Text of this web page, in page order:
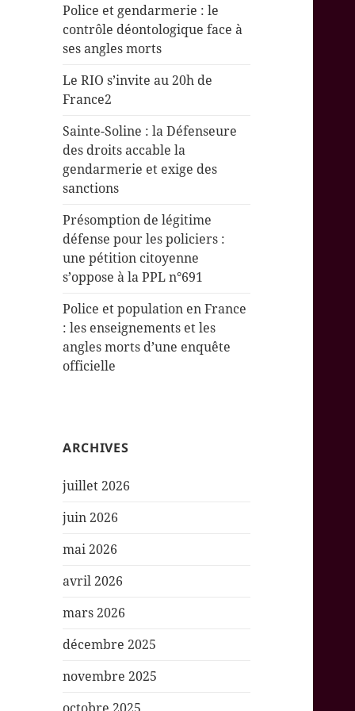
Police et gendarmerie : le
contrôle déontologique face à
ses angles morts
Le RIO s’invite au 20h de
France2
Sainte-Soline : la Défenseure
des droits accable la
gendarmerie et exige des
sanctions
Présomption de légitime
défense pour les policiers :
une pétition citoyenne
s’oppose à la PPL n°691
Police et population en France
: les enseignements et les
angles morts d’une enquête
officielle
ARCHIVES
juillet 2026
juin 2026
mai 2026
avril 2026
mars 2026
décembre 2025
novembre 2025